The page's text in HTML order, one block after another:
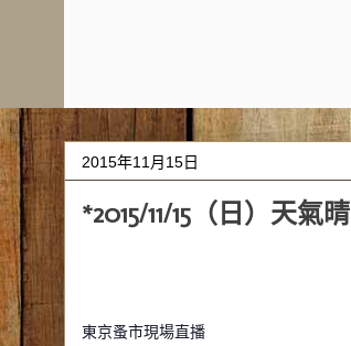
2015年11月15日
*2015/11/15（日）天氣晴
東京蚤市現場直播